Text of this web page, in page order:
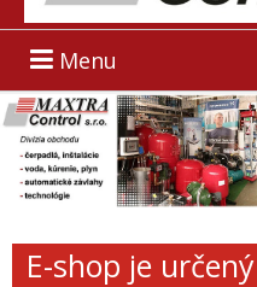
Menu
E-shop je